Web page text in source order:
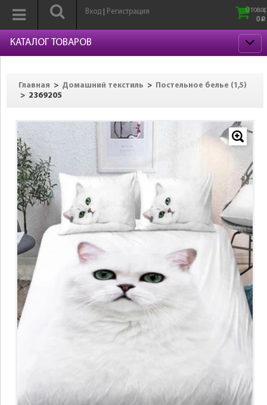
Вход Регистрация
0
0 p
КАТАЛОГ ТОВАРОВ
Главная > Домашний текстиль > Постельное белье (1,5)
> 2369205